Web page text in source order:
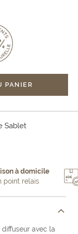
PANIER
Sablet
à domicile
point relais
avec la